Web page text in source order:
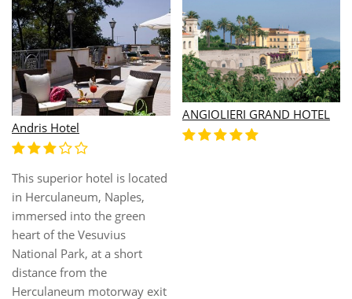
Andris Hotel
This superior hotel is located
in Herculaneum, Naples,
immersed into the green
heart of the Vesuvius
National Park, at a short
distance from the
Herculaneum motorway exit
ANGIOLIERI GRAND HOTEL